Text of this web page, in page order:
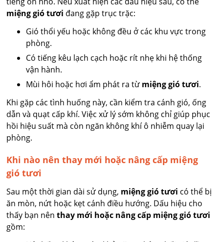
miệng gió tươi đang gặp trục trặc:
Gió thổi yếu hoặc không đều ở các khu vực trong
phòng.
Có tiếng kêu lạch cạch hoặc rít nhẹ khi hệ thống
vận hành.
Mùi hôi hoặc hơi ẩm phát ra từ miệng gió tươi.
Khi gặp các tình huống này, cần kiểm tra cánh gió, ống
dẫn và quạt cấp khí. Việc xử lý sớm không chỉ giúp phục
hồi hiệu suất mà còn ngăn không khí ô nhiễm quay lại
phòng.
Khi nào nên thay mới hoặc nâng cấp miệng
gió tươi
Sau một thời gian dài sử dụng, miệng gió tươi có thể bị
ăn mòn, nứt hoặc kẹt cánh điều hướng. Dấu hiệu cho
thấy bạn nênthay mới hoặc nâng cấp miệng gió tươi
gồm: